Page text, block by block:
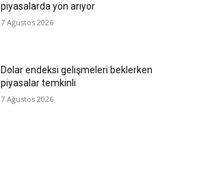
piyasalarda yön arıyor
7 Ağustos 2026
Dolar endeksi gelişmeleri beklerken
piyasalar temkinli
7 Ağustos 2026